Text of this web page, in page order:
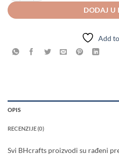
DODAJ U
Add
OPIS
RECENZIJE (0)
Svi BHcrafts proizvodi su rađeni